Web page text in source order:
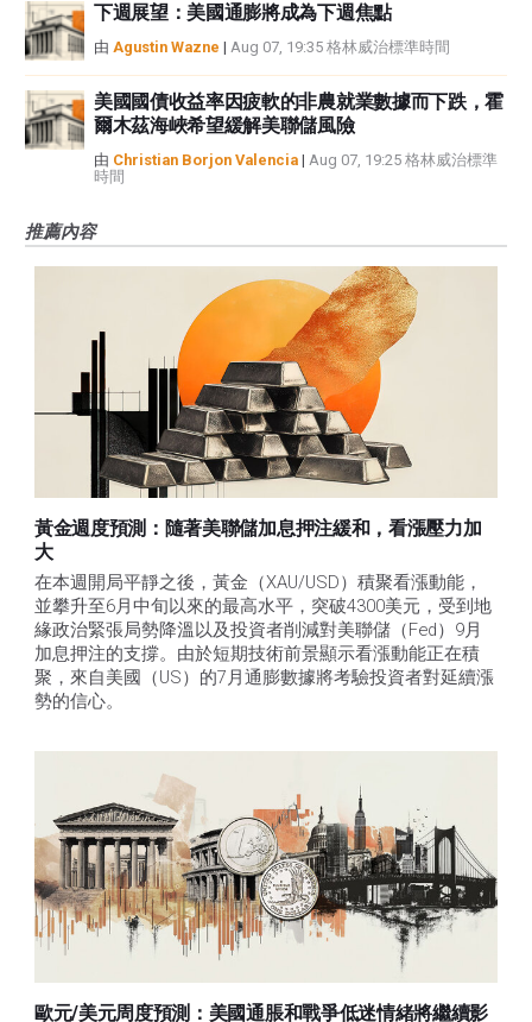
下週展望：美國通膨將成為下週焦點
由 Agustin Wazne | Aug 07, 19:35 格林威治標準時間
美國國債收益率因疲軟的非農就業數據而下跌，霍
爾木茲海峽希望緩解美聯儲風險
由 Christian Borjon Valencia | Aug 07, 19:25 格林威治標準
時間
推薦內容
黃金週度預測：隨著美聯儲加息押注緩和，看漲壓力加
大
在本週開局平靜之後，黃金（XAU/USD）積聚看漲動能，
並攀升至6月中旬以來的最高水平，突破4300美元，受到地
緣政治緊張局勢降溫以及投資者削減對美聯儲（Fed）9月
加息押注的支撐。由於短期技術前景顯示看漲動能正在積
聚，來自美國（US）的7月通膨數據將考驗投資者對延續漲
勢的信心。
歐元/美元周度預測：美國通脹和戰爭低迷情緒將繼續影